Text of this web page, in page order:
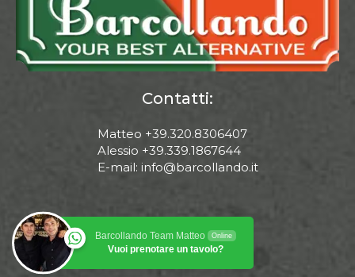
Contatti:
Matteo +39.320.8306407
Alessio +39.339.1867644
E-mail: info@barcollando.it
Barcollando Team Matteo Online
Vuoi prenotare un tavolo?